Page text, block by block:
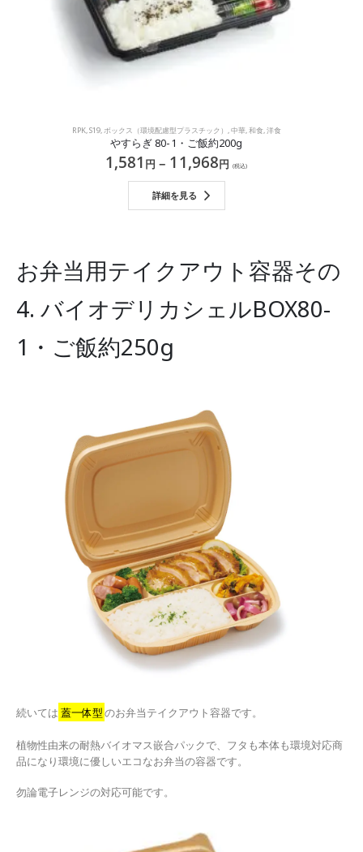
RPK, S19, ボックス（環境配慮型プラスチック） 中華, 和食, 洋食
やすらぎ 80-1・ご飯約200g
1,581 円 – 11,968円 (税込)
詳細を見る
お弁当用テイクアウト容器その
4. バイオデリカシェルBOX80-
1・ご飯約250g
続いては 蓋一体型のお弁当テイクアウト容器です。
植物性由来の耐熱バイオマス嵌合パックで、フタも本体も環境対応商
品になり環境に優しいエコなお弁当の容器です。
勿論電子レンジの対応可能です。